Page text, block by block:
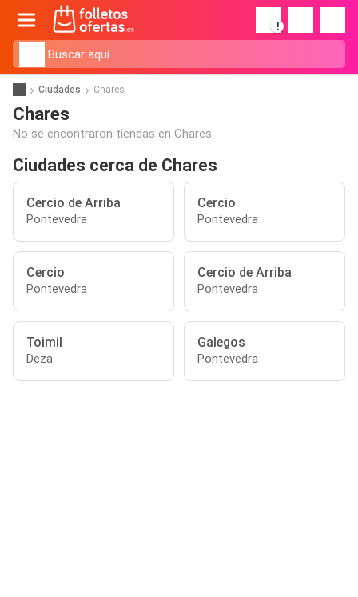
!
Ciudades Chares
Chares
No se encontraron tiendas en Chares.
Ciudades cerca de Chares
Cercio de Arriba
Pontevedra
Cercio
Pontevedra
Cercio
Pontevedra
Cercio de Arriba
Pontevedra
Toimil
Deza
Galegos
Pontevedra